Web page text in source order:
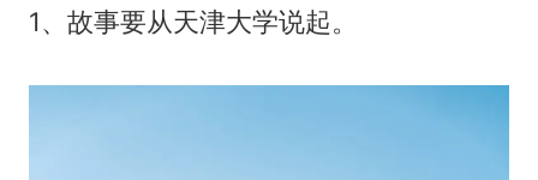
1、故事要从天津大学说起。